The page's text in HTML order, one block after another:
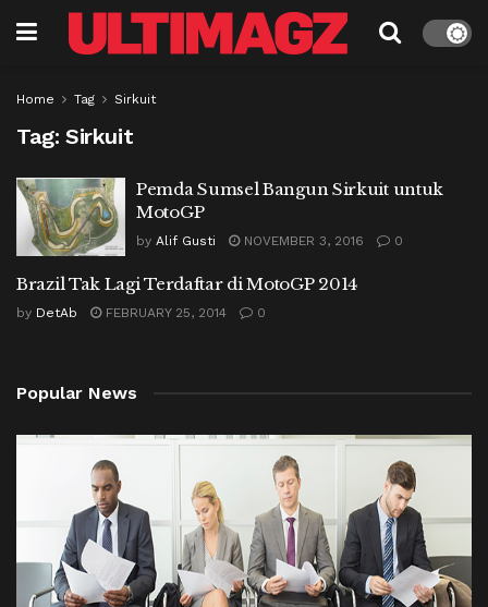
Home Tag Sirkuit
Tag: Sirkuit
Pemda Sumsel Bangun Sirkuit untuk
MotoGP
by Alif Gusti NOVEMBER 3, 2016 0
Brazil Tak Lagi Terdaftar di MotoGP 2014
by DetAb FEBRUARY 25, 2014 0
Popular News